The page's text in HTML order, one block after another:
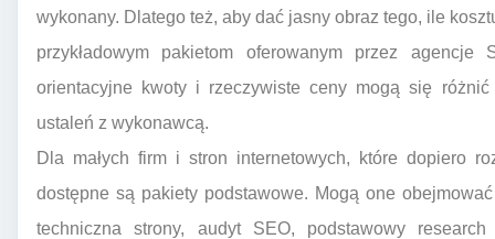
wykonany. Dlatego też, aby dać jasny obraz tego, ile
przykładowym pakietom oferowanym przez
orientacyjne kwoty i rzeczywiste ceny mogą się
ustaleń z wykonawcą.
Dla małych firm i stron internetowych, które dopiero
dostępne są pakiety podstawowe. Mogą one
techniczna strony, audyt SEO, podstawowy